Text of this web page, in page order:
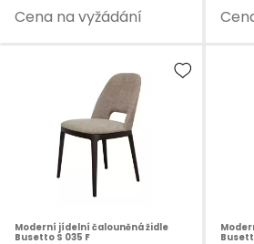
Cena na vyžádání
Moderní jídelní čalouněná židle
Busetto S 035 F